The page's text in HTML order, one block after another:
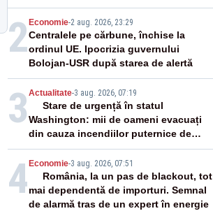
2Economie-2 aug. 2026, 23:29
Centralele pe cărbune, închise la
ordinul UE. Ipocrizia guvernului
Bolojan-USR după starea de alertă
3 Actualitate-3 aug. 2026, 07:19
Stare de urgență în statul
Washington: mii de oameni evacuați
din cauza incendiilor puternice de
vegetație
4Economie-3 aug. 2026, 07:51
România, la un pas de blackout, tot
mai dependentă de importuri. Semnal
de alarmă tras de un expert în energie